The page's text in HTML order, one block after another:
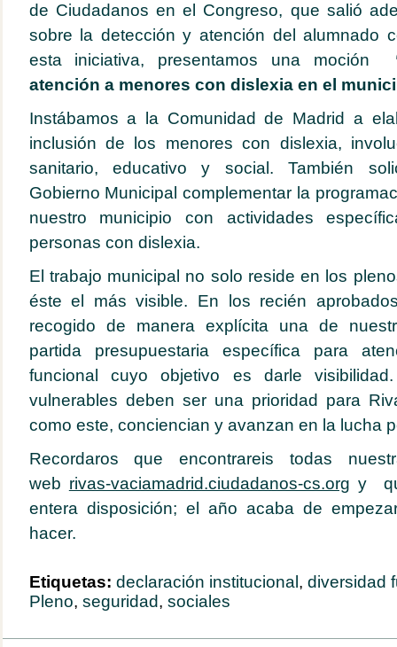
de Ciudadanos en el Congreso, que salió
sobre la detección y atención del alumnado
esta iniciativa, presentamos una moción
atención a menores con dislexia en el
Instábamos a la Comunidad de Madrid a
inclusión de los menores con dislexia,
sanitario, educativo y social. También
Gobierno Municipal complementar la
nuestro municipio con actividades
personas con dislexia.
El trabajo municipal no solo reside en los
éste el más visible. En los recién
recogido de manera explícita una de
partida presupuestaria específica para
funcional cuyo objetivo es darle
vulnerables deben ser una prioridad para
como este, conciencian y avanzan en la lucha
Recordaros que encontrareis todas
web rivas-vaciamadrid.ciudadanos-cs.org y
entera disposición; el año acaba de
hacer.
Etiquetas: declaración institucional , diversidad
Pleno, seguridad, sociales